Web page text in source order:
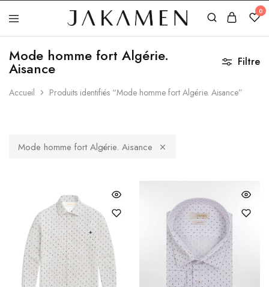
Jakamen
Algérie
0
Mode homme fort Algérie.
Aisance
Accueil Produits identifiés “Mode homme fort Algérie. Aisance”
Filtre
Mode homme fort Algérie. Aisance